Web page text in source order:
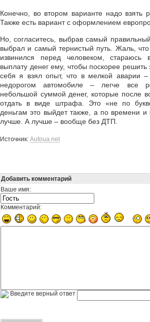
Конечно, во втором варианте надо взять
Также есть вариант с оформлением
Но, согласитесь, выбрав самый
выбрал и самый тернистый путь. Жаль, что
извинился перед человеком, стараюсь
выплату денег ему, чтобы поскорее решить
себя я взял опыт, что в мелкой аварии
недорогом автомобиле – легче все
небольшой суммой денег, которые после
отдать в виде штрафа. Это «не по
деньгам это выйдет также, а по времени
лучше. А лучше – вообще без ДТП.
Источник: Autoua.net
Добавить комментарий
Ваше имя:
Комментарий:
Введите верный ответ